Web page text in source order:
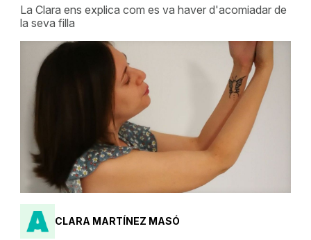
La Clara ens explica com es va haver d'acomiadar de
la seva filla
CLARA MARTÍNEZ MASÓ